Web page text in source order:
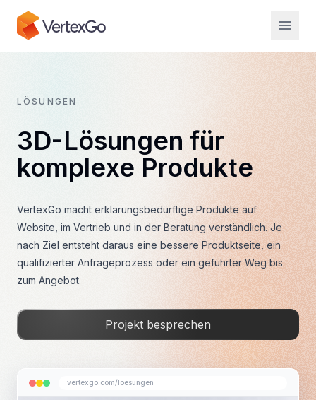
LÖSUNGEN
3D-Lösungen für
komplexe Produkte
VertexGo macht erklärungsbedürftige Produkte auf
Website, im Vertrieb und in der Beratung verständlich. Je
nach Ziel entsteht daraus eine bessere Produktseite, ein
qualifizierter Anfrageprozess oder ein geführter Weg bis
zum Angebot.
Projekt besprechen
vertexgo.com/loesungen